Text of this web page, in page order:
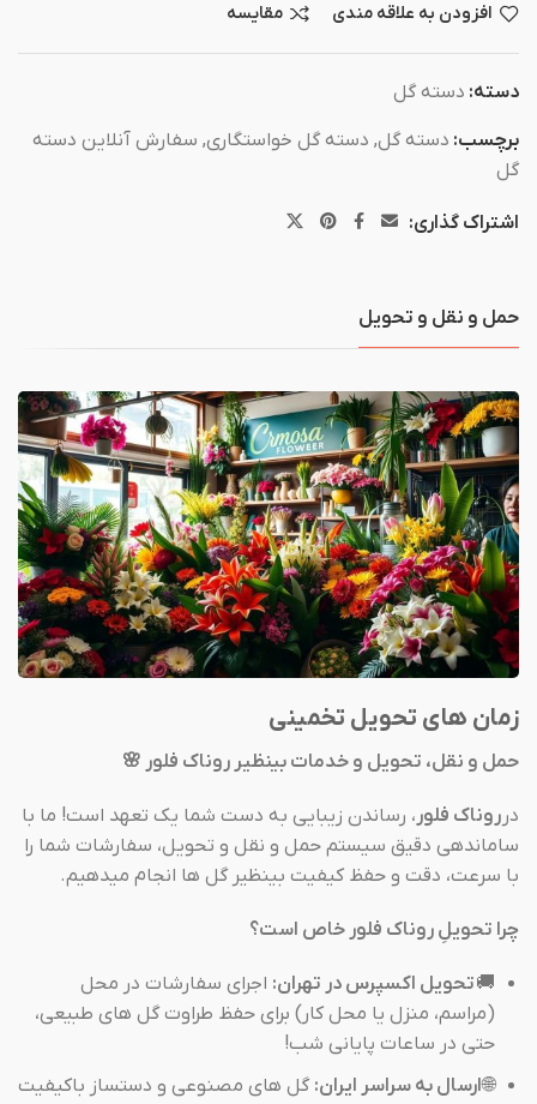
افزودن به علاقه مندی مقایسه
دسته: دسته گل
برچسب: دسته گل, دسته گل خواستگاری, سفارش آنلاین دسته
گل
اشتراک گذاری:
حمل و نقل و تحویل
زمان های تحویل تخمینی
حمل و نقل، تحویل و خدمات بینظیر روناک فلور 🌸
در روناک فلور ، رساندن زیبایی به دست شما یک تعهد است! ما با
ساماندهی دقیق سیستم حمل و نقل و تحویل، سفارشات شما را
با سرعت، دقت و حفظ کیفیت بینظیر گل ها انجام میدهیم.
چرا تحویلِ روناک فلور خاص است؟
🚚تحویل اکسپرس در تهران: اجرای سفارشات در محل
(مراسم، منزل یا محل کار) برای حفظ طراوت گل های طبیعی،
حتی در ساعات پایانی شب!
🌐ارسال به سراسر ایران: گل های مصنوعی و دستساز باکیفیت